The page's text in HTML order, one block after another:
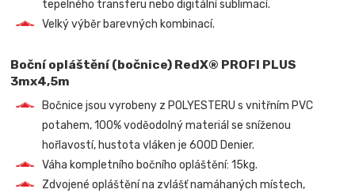
tepelného transferu nebo digitální sublimací.
Velký výběr barevných kombinací.
Boční opláštění (bočnice) RedX® PROFI PLUS
3mx4,5m
Bočnice jsou vyrobeny z POLYESTERU s vnitřním PVC
potahem, 100% voděodolný materiál se sníženou
hořlavostí, hustota vláken je 600D Denier.
Váha kompletního bočního opláštění: 15kg.
Zdvojené opláštění na zvlášť namáhaných místech,